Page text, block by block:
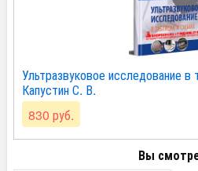
Ультразвуковое исследование в
Капустин С. В.
830 руб.
Вы